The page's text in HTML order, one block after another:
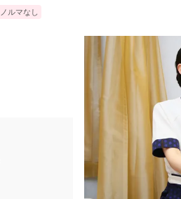
ノルマなし